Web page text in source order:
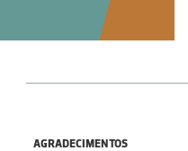
AGRADECIMENTOS